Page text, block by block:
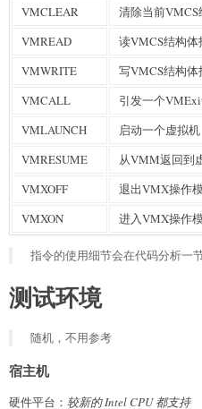
VMCLEAR
清除当前VMCS
VMREAD
读VMCS结构体
VMWRITE
写VMCS结构体
VMCALL
引发一个
VMLAUNCH
启动一个虚拟机
VMRESUME
从VMM返回到
VMXOFF
退出VMX操作
VMXON
进入VMX操作
指令的使用细节会在代码分析一
测试环境
随机，不用参考
宿主机
硬件平台： 较新的 Intel CPU 都支持